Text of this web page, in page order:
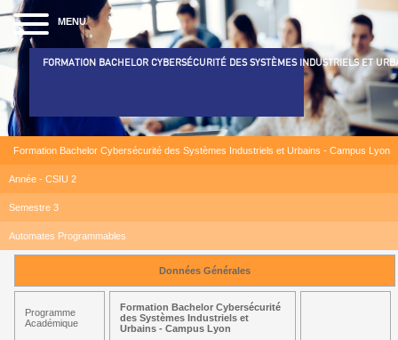
MENU
FORMATION BACHELOR CYBERSÉCURITÉ DES SYSTÈMES INDUSTRIELS ET
Formation Bachelor Cybersécurité des Systèmes Industriels et Urbains - Campus Lyon
Année - CSIU 2
Semestre 3
Automates Programmables
Données Générales
Programme
Académique
Formation Bachelor Cybersécurité
des Systèmes Industriels et
Urbains - Campus Lyon